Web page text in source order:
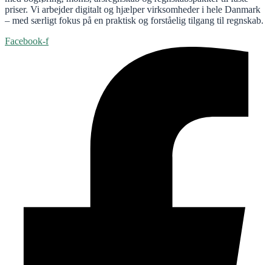
priser. Vi arbejder digitalt og hjælper virksomheder i hele Danmark
– med særligt fokus på en praktisk og forståelig tilgang til regnskab.
Facebook-f